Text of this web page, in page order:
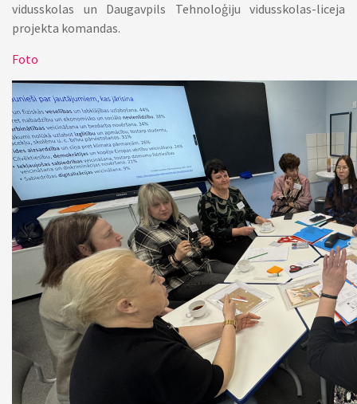
vidusskolas un Daugavpils Tehnoloģiju vidusskolas-liceja
projekta komandas.
Foto